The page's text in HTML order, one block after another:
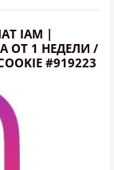
IAM |
ОТ 1 НЕДЕЛИ /
#919223